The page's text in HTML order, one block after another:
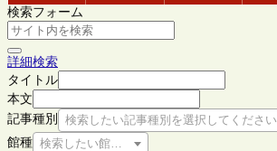
検索フォーム
詳細検索
タイトル
本文
記事種別
検索したい記事種別を選択してください
館種 検索したい館種を選択してください